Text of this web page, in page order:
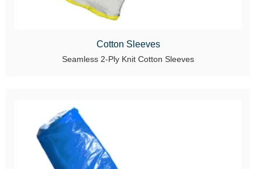
Cotton Sleeves
Seamless 2-Ply Knit Cotton Sleeves